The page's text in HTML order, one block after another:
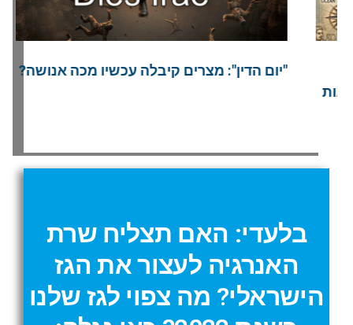
"יום הדין": מצרים קיבלה עכשיו מכה אנושה?
בלעדי: האם תצליח שרת
האנרגיה לעצור את הגז
הישראלי? מה צפוי לגז שלנו